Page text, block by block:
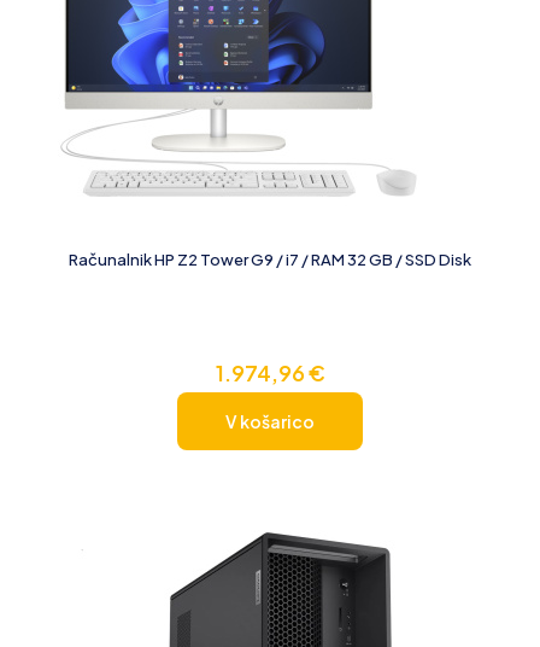
Računalnik HP Z2 Tower G9 / i7 / RAM 32 GB / SSD Disk
1.974,96€
V košarico